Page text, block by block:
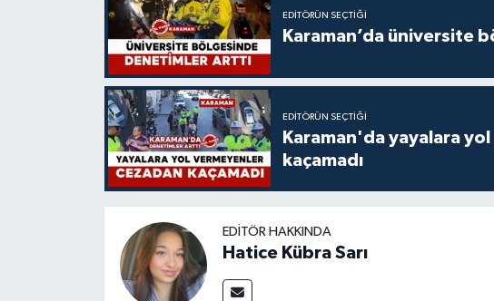
EDITÖRÜN SEÇTIĞI
Karaman’da üniversite
EDITÖRÜN SEÇTIĞI
Karaman'da yayalara
kaçamadı
EDITÖR HAKKINDA
Hatice Kübra Sarı